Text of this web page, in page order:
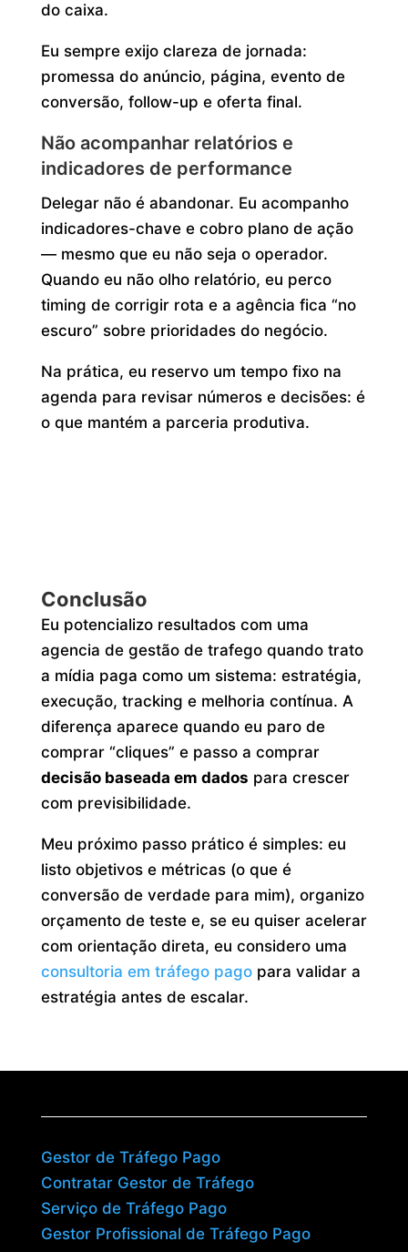
do caixa.
Eu sempre exijo clareza de jornada:
promessa do anúncio, página, evento de
conversão, follow-up e oferta final.
Não acompanhar relatórios e
indicadores de performance
Delegar não é abandonar. Eu acompanho
indicadores-chave e cobro plano de ação
— mesmo que eu não seja o operador.
Quando eu não olho relatório, eu perco
timing de corrigir rota e a agência fica “no
escuro” sobre prioridades do negócio.
Na prática, eu reservo um tempo fixo na
agenda para revisar números e decisões: é
o que mantém a parceria produtiva.
Conclusão
Eu potencializo resultados com uma
agencia de gestão de trafego quando trato
a mídia paga como um sistema: estratégia,
execução, tracking e melhoria contínua. A
diferença aparece quando eu paro de
comprar “cliques” e passo a comprar
decisão baseada em dados para crescer
com previsibilidade.
Meu próximo passo prático é simples: eu
listo objetivos e métricas (o que é
conversão de verdade para mim), organizo
orçamento de teste e, se eu quiser acelerar
com orientação direta, eu considero uma
consultoria em tráfego pagopara validar a
estratégia antes de escalar.
Gestor de Tráfego Pago
Contratar Gestor de Tráfego
Serviço de Tráfego Pago
Gestor Profissional de Tráfego Pago